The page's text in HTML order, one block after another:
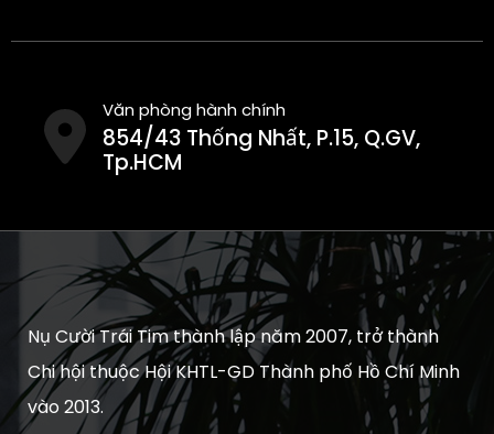
Văn phòng hành chính
854/43 Thống Nhất, P.15, Q.GV,
Tp.HCM
Nụ Cười Trái Tim thành lập năm 2007, trở thành
Chi hội thuộc Hội KHTL-GD Thành phố Hồ Chí Minh
vào 2013.